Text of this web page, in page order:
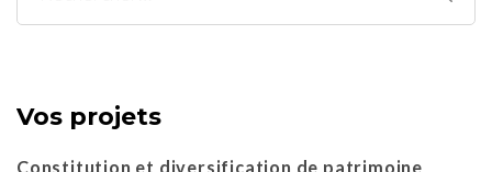
Vos projets
Constitution et diversification de patrimoine